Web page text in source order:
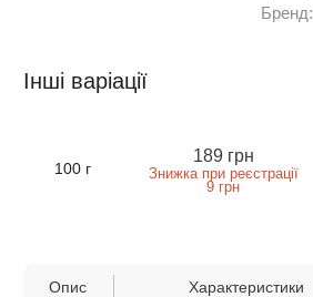
Бренд:
Інші варіації
100 г
189 грн
Знижка при реєстрації
9 грн
Опис Характеристики